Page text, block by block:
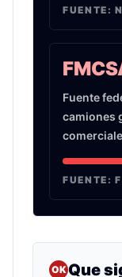
FUENTE:
Fuente
camiones
FUENTE:
OKQue